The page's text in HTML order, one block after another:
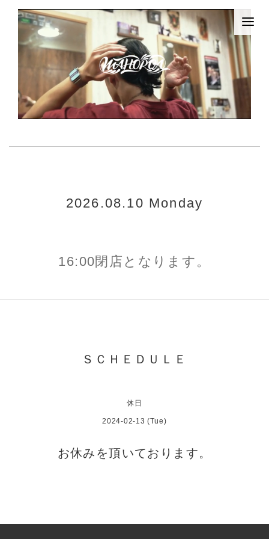
2026.08.10 Monday
16:00閉店となります。
ＳＣＨＥＤＵＬＥ
休日
2024-02-13 (Tue)
お休みを頂いております。